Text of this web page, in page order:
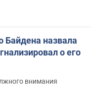
Байдена назвала
о его
внимания